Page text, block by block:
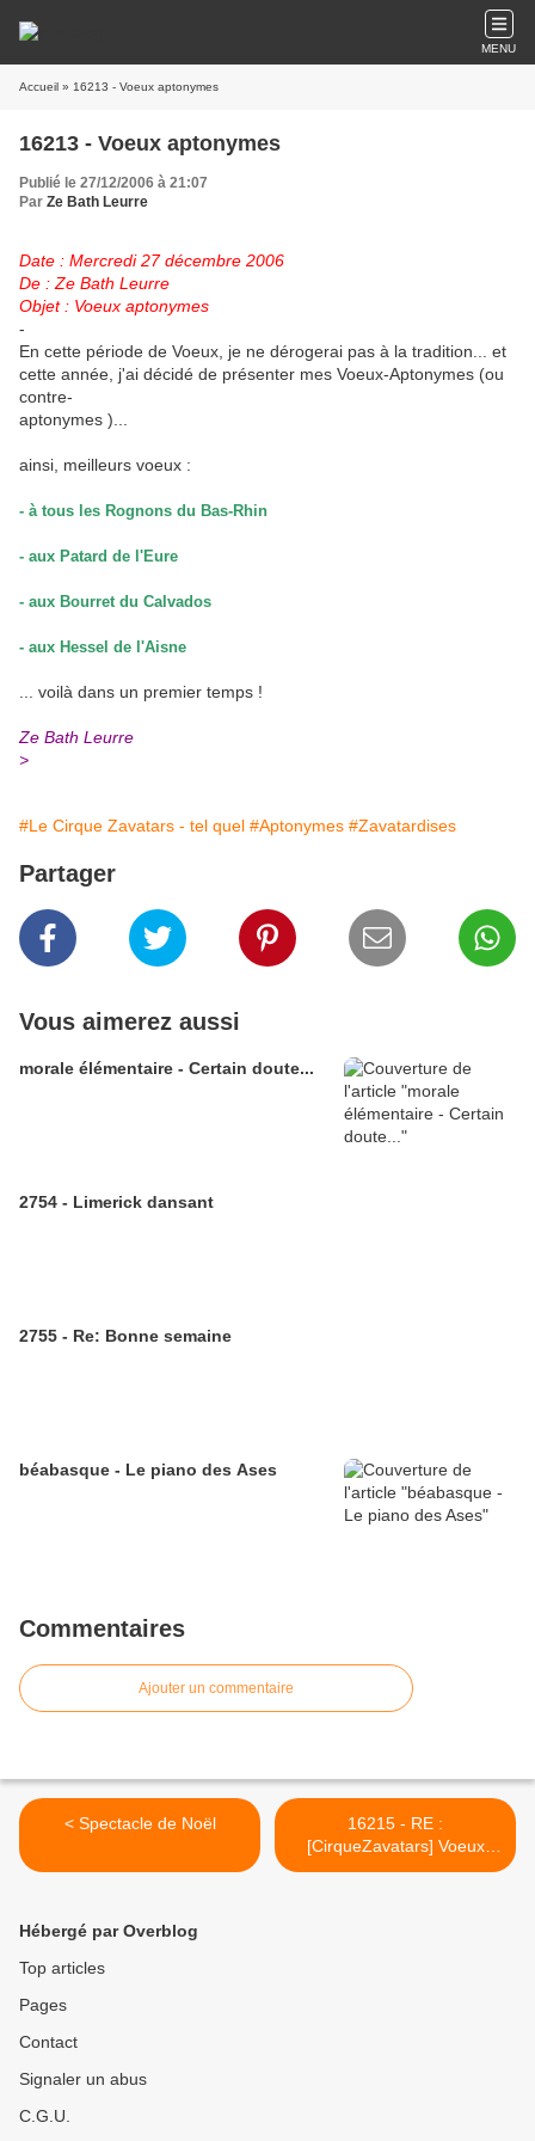
MENU
Accueil » 16213 - Voeux aptonymes
16213 - Voeux aptonymes
Publié le 27/12/2006 à 21:07
Par Ze Bath Leurre
Date : Mercredi 27 décembre 2006
De : Ze Bath Leurre
Objet : Voeux aptonymes
-
En cette période de Voeux, je ne dérogerai pas à la tradition... et
cette année, j'ai décidé de présenter mes Voeux-Aptonymes (ou
contre-
aptonymes )...
ainsi, meilleurs voeux :
- à tous les Rognons du Bas-Rhin
- aux Patard de l'Eure
- aux Bourret du Calvados
- aux Hessel de l'Aisne
... voilà dans un premier temps !
Ze Bath Leurre
>
#Le Cirque Zavatars - tel quel #Aptonymes #Zavatardises
Partager
Vous aimerez aussi
morale élémentaire - Certain doute...
2754 - Limerick dansant
2755 - Re: Bonne semaine
béabasque - Le piano des Ases
Commentaires
Ajouter un commentaire
< Spectacle de Noël
16215 - RE :
[CirqueZavatars] Voeux
aptonymes >
Hébergé par Overblog
Top articles
Pages
Contact
Signaler un abus
C.G.U.